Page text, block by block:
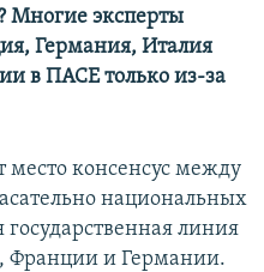
Многие эксперты
Германия, Италия
в ПАСЕ только из-за
место консенсус между
национальных
линия
Франции и Германии.